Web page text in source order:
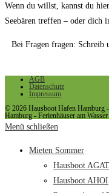
Wenn du willst, kannst du
Seebären treffen – oder dich
Bei Fragen fragen: Schreib
AGB
Datenschutz
Impressum
© 2026 Hausboot Hafen Hamburg
Hamburg - Ferienhäuser am Wasser
Menü schließen
Mieten Sommer
Hausboot
Hausboot AHOI